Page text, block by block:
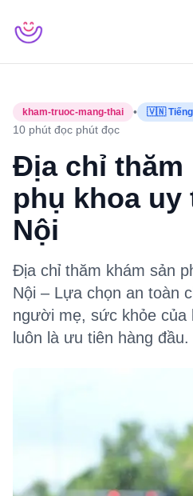
kham-truoc-mang-thai • 🇻🇳 Tiếng
10 phút đọc phút đọc
Địa chỉ thăm
phụ khoa uy
Nội
Địa chỉ thăm khám sản
Nội – Lựa chọn an toàn
người mẹ, sức khỏe của
luôn là ưu tiên hàng đầu.